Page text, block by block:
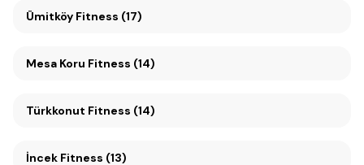
Ümitköy Fitness (17)
Mesa Koru Fitness (14)
Türkkonut Fitness (14)
İncek Fitness (13)